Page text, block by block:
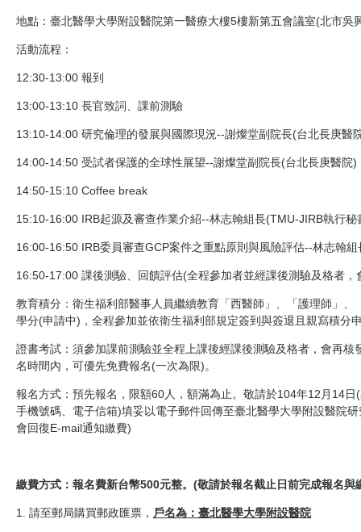
地點：臺北醫學大學附設醫院第一醫療大樓5樓新第五會議室(北市吳
活動流程：
12:30-13:00 報到
13:00-13:10 長官致詞、課前測驗
13:10-14:00 研究倫理的發展與國際現況--謝燦堂副院長(台北長庚醫
14:00-14:50 受試者保護的全球性展望--謝燦堂副院長(台北長庚醫院)
14:50-15:10 Coffee break
15:10-16:00 IRB起源及審查作業介紹--林志翰組長(TMU-JIRB執行秘
16:00-16:50 IRB委員審查GCP案件之重點原則與風險評估--林志翰組
16:50-17:00 課後測驗、回饋評估(全程參加者並經課後測驗及格者
教育積分：衛生福利部醫事人員繼續教育「西醫師」、「護理師」
學分(申請中)，全程參加並依衛生福利部規定簽到與簽退且親寫積分
證書考試：須參加課前測驗並全程上課後經課後測驗及格者，會再
名時間內，可優先免費報名(一次為限)。
報名方式：預先報名，限額60人，額滿為止。敬請於104年12月14日
手機號碼、電子信箱)填妥以電子郵件回傳至臺北醫學大學附設醫院
會回復E-mail通知繳費)
繳費方式：報名費新台幣500元整。 (敬請於報名截止日前完成報名與
1. 請至郵局購買郵政匯票， 戶名為： 臺北醫學大學附設醫院